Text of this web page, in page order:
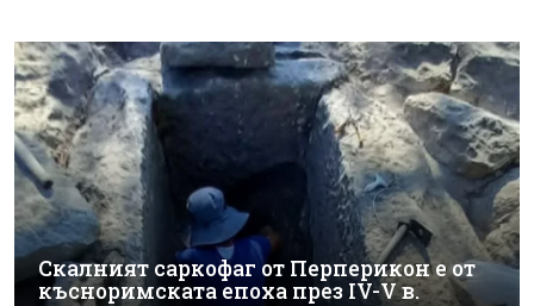
Скалният саркофаг от Перперикон е от
късноримската епоха през IV-V в.